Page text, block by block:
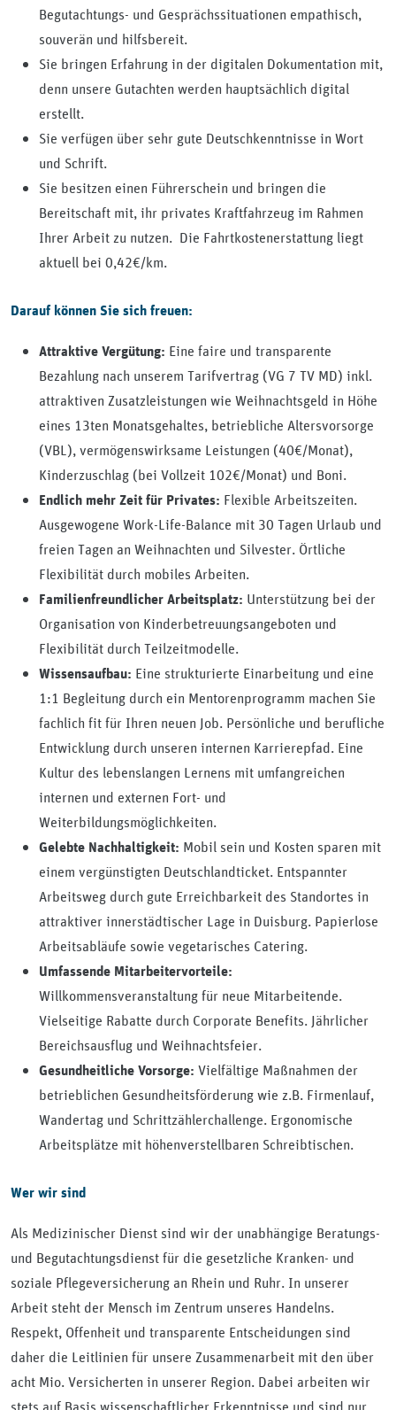
Begutachtungs- und Gesprächssituationen empathisch,
souverän und hilfsbereit.
Sie bringen Erfahrung in der digitalen Dokumentation mit,
denn unsere Gutachten werden hauptsächlich digital
erstellt.
Sie verfügen über sehr gute Deutschkenntnisse in Wort
und Schrift.
Sie besitzen einen Führerschein und bringen die
Bereitschaft mit, ihr privates Kraftfahrzeug im Rahmen
Ihrer Arbeit zu nutzen. Die Fahrtkostenerstattung liegt
aktuell bei 0,42€/km.
Darauf können Sie sich freuen:
Attraktive Vergütung: Eine faire und transparente
Bezahlung nach unserem Tarifvertrag (VG 7 TV MD) inkl.
attraktiven Zusatzleistungen wie Weihnachtsgeld in Höhe
eines 13ten Monatsgehaltes, betriebliche Altersvorsorge
(VBL), vermögenswirksame Leistungen (40€/Monat),
Kinderzuschlag (bei Vollzeit 102€/Monat) und Boni.
Endlich mehr Zeit für Privates: Flexible Arbeitszeiten.
Ausgewogene Work-Life-Balance mit 30 Tagen Urlaub und
freien Tagen an Weihnachten und Silvester. Örtliche
Flexibilität durch mobiles Arbeiten.
Familienfreundlicher Arbeitsplatz: Unterstützung bei der
Organisation von Kinderbetreuungsangeboten und
Flexibilität durch Teilzeitmodelle.
Wissensaufbau: Eine strukturierte Einarbeitung und eine
1:1 Begleitung durch ein Mentorenprogramm machen Sie
fachlich fit für Ihren neuen Job. Persönliche und berufliche
Entwicklung durch unseren internen Karrierepfad. Eine
Kultur des lebenslangen Lernens mit umfangreichen
internen und externen Fort- und
Weiterbildungsmöglichkeiten.
Gelebte Nachhaltigkeit: Mobil sein und Kosten sparen mit
einem vergünstigten Deutschlandticket. Entspannter
Arbeitsweg durch gute Erreichbarkeit des Standortes in
attraktiver innerstädtischer Lage in Duisburg. Papierlose
Arbeitsabläufe sowie vegetarisches Catering.
Umfassende Mitarbeitervorteile:
Willkommensveranstaltung für neue Mitarbeitende.
Vielseitige Rabatte durch Corporate Benefits. Jährlicher
Bereichsausflug und Weihnachtsfeier.
Gesundheitliche Vorsorge: Vielfältige Maßnahmen der
betrieblichen Gesundheitsförderung wie z.B. Firmenlauf,
Wandertag und Schrittzählerchallenge. Ergonomische
Arbeitsplätze mit höhenverstellbaren Schreibtischen.
Wer wir sind
Als Medizinischer Dienst sind wir der unabhängige Beratungs-
und Begutachtungsdienst für die gesetzliche Kranken- und
soziale Pflegeversicherung an Rhein und Ruhr. In unserer
Arbeit steht der Mensch im Zentrum unseres Handelns.
Respekt, Offenheit und transparente Entscheidungen sind
daher die Leitlinien für unsere Zusammenarbeit mit den über
acht Mio. Versicherten in unserer Region. Dabei arbeiten wir
stets auf Basis wissenschaftlicher Erkenntnisse und sind nur